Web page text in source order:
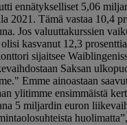
ennätykselliset 5,06
2021. Tämä vastaa 10,4
Jos valuuttakurssien
kasvanut 12,3
sijaitsee
​​Saksan
Emme ainoastaan
ylitimme ensimmäistä
5 miljardin euron